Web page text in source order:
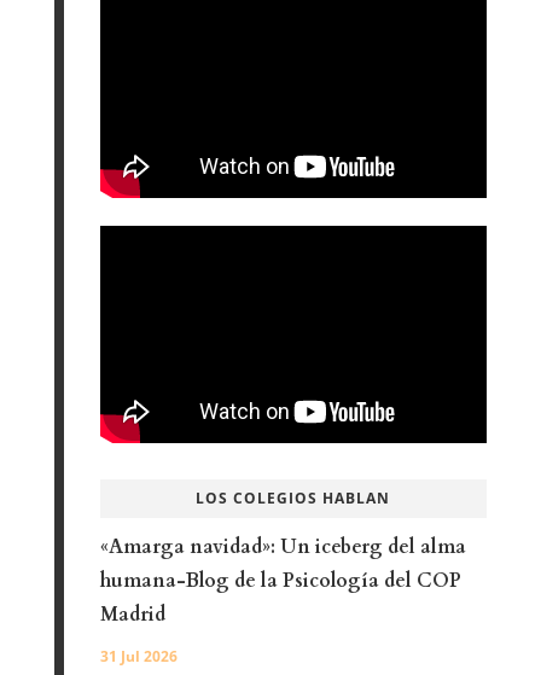
LOS COLEGIOS HABLAN
«Amarga navidad»: Un iceberg del alma
humana-Blog de la Psicología del COP
Madrid
31 Jul 2026